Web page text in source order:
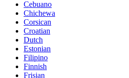
Cebuano
Chichewa
Corsican
Croatian
Dutch
Estonian
Filipino
Finnish
Frisian